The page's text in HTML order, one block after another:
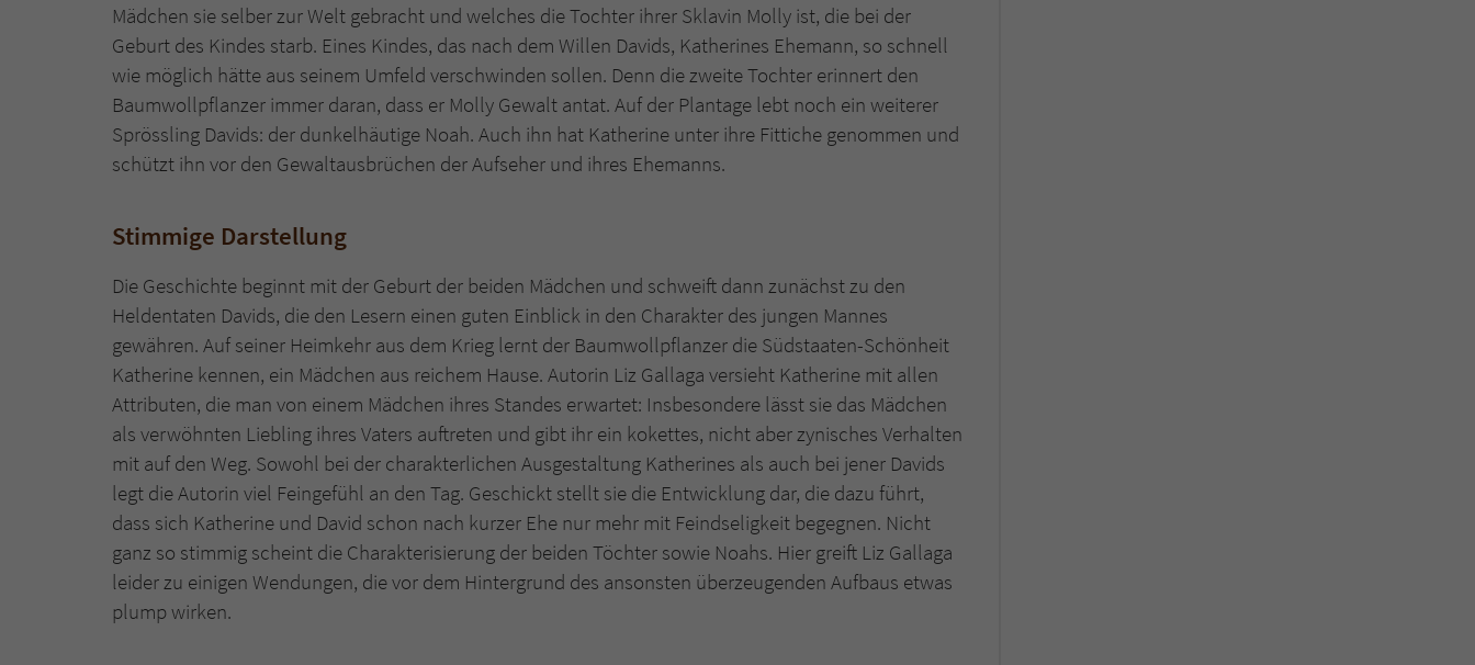
Mädchen sie selber zur Welt gebracht und welches die Tochter ihrer Sklavin Molly ist, die bei der
Geburt des Kindes starb. Eines Kindes, das nach dem Willen Davids, Katherines Ehemann, so schnell
wie möglich hätte aus seinem Umfeld verschwinden sollen. Denn die zweite Tochter erinnert den
Baumwollpflanzer immer daran, dass er Molly Gewalt antat. Auf der Plantage lebt noch ein weiterer
Sprössling Davids: der dunkelhäutige Noah. Auch ihn hat Katherine unter ihre Fittiche genommen und
schützt ihn vor den Gewaltausbrüchen der Aufseher und ihres Ehemanns.
Stimmige Darstellung
Die Geschichte beginnt mit der Geburt der beiden Mädchen und schweift dann zunächst zu den
Heldentaten Davids, die den Lesern einen guten Einblick in den Charakter des jungen Mannes
gewähren. Auf seiner Heimkehr aus dem Krieg lernt der Baumwollpflanzer die Südstaaten-Schönheit
Katherine kennen, ein Mädchen aus reichem Hause. Autorin Liz Gallaga versieht Katherine mit allen
Attributen, die man von einem Mädchen ihres Standes erwartet: Insbesondere lässt sie das Mädchen
als verwöhnten Liebling ihres Vaters auftreten und gibt ihr ein kokettes, nicht aber zynisches Verhalten
mit auf den Weg. Sowohl bei der charakterlichen Ausgestaltung Katherines als auch bei jener Davids
legt die Autorin viel Feingefühl an den Tag. Geschickt stellt sie die Entwicklung dar, die dazu führt,
dass sich Katherine und David schon nach kurzer Ehe nur mehr mit Feindseligkeit begegnen. Nicht
ganz so stimmig scheint die Charakterisierung der beiden Töchter sowie Noahs. Hier greift Liz Gallaga
leider zu einigen Wendungen, die vor dem Hintergrund des ansonsten überzeugenden Aufbaus etwas
plump wirken.